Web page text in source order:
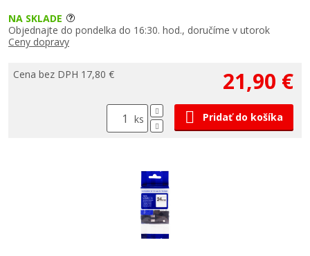
NA SKLADE
Objednajte do pondelka do 16:30. hod., doručíme v utorok
Ceny dopravy
Cena bez DPH 17,80 € 21,90 €
ks Pridať do košíka